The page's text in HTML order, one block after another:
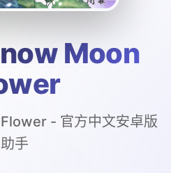
Moon
- 官方中文安卓版
助手